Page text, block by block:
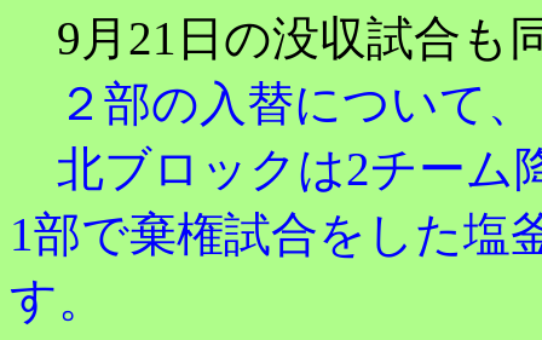
9月21日の没収試合も
２部の入替について、
北ブロックは2チーム
1部で棄権試合をした塩
す。